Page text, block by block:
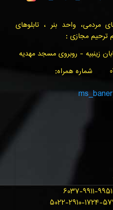
واحد بنر ، تابلوهای
ترحیم مجازی :
زینبیه - روبروی مسجد مهدیه
شماره تماس: ۳۳۵۵۴۰۴۹-۰۲۴ شماره همراه: